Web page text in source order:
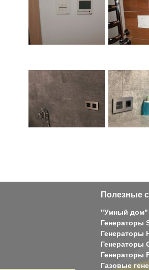
Полезные
"Умный дом"
Генераторы
Генераторы
Генераторы
Генераторы
Газовые